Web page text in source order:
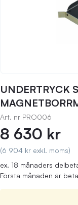
UNDERTRYCK
Art. nr PRO006
8 630 kr
(6 904 kr exkl. moms)
ex. 18 månaders
Första månaden är